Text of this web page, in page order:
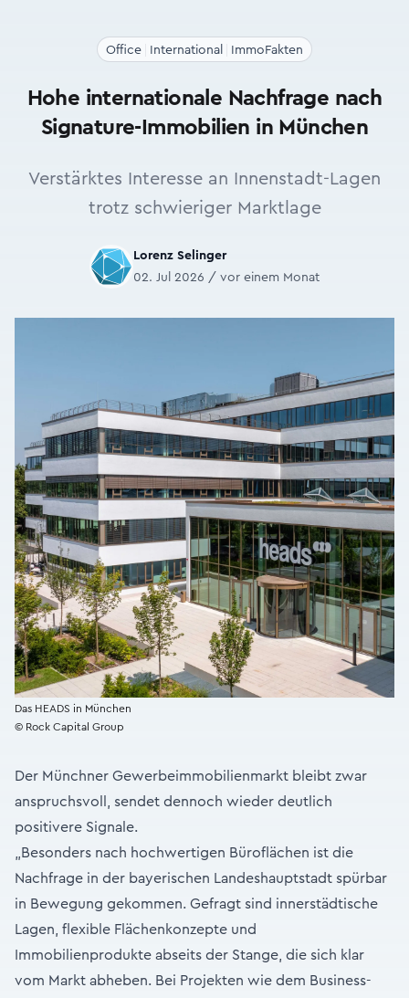
Office International ImmoFakten
Hohe internationale Nachfrage nach
Signature-Immobilien in München
Verstärktes Interesse an Innenstadt-Lagen
trotz schwieriger Marktlage
Lorenz Selinger
02. Jul 2026 / vor einem Monat
Das HEADS in München
© Rock Capital Group
Der Münchner Gewerbeimmobilienmarkt bleibt zwar
anspruchsvoll, sendet dennoch wieder deutlich
positivere Signale.
„Besonders nach hochwertigen Büroflächen ist die
Nachfrage in der bayerischen Landeshauptstadt spürbar
in Bewegung gekommen. Gefragt sind innerstädtische
Lagen, flexible Flächenkonzepte und
Immobilienprodukte abseits der Stange, die sich klar
vom Markt abheben. Bei Projekten wie dem Business-